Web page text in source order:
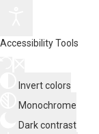
Accessibility Tools
Invert colors
Monochrome
Dark contrast